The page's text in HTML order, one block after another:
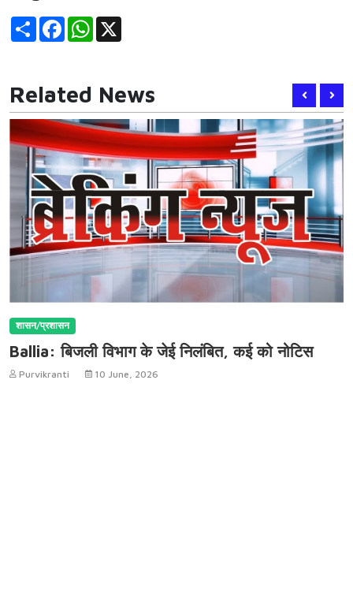
Share FacebookWhatsApp
Related News
शासन/प्रशासन
Ballia: बिजली विभाग के जेई निलंबित, कई को नोटिस
Purvikranti 10 June, 2026